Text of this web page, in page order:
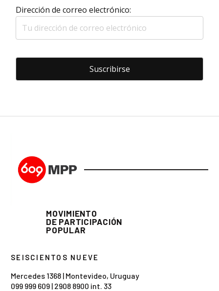
Dirección de correo electrónico:
MOVIMIENTO
DE PARTICIPACIÓN
POPULAR
SEISCIENTOS NUEVE
Mercedes 1368 | Montevideo, Uruguay
099 999 609 | 2908 8900 int. 33